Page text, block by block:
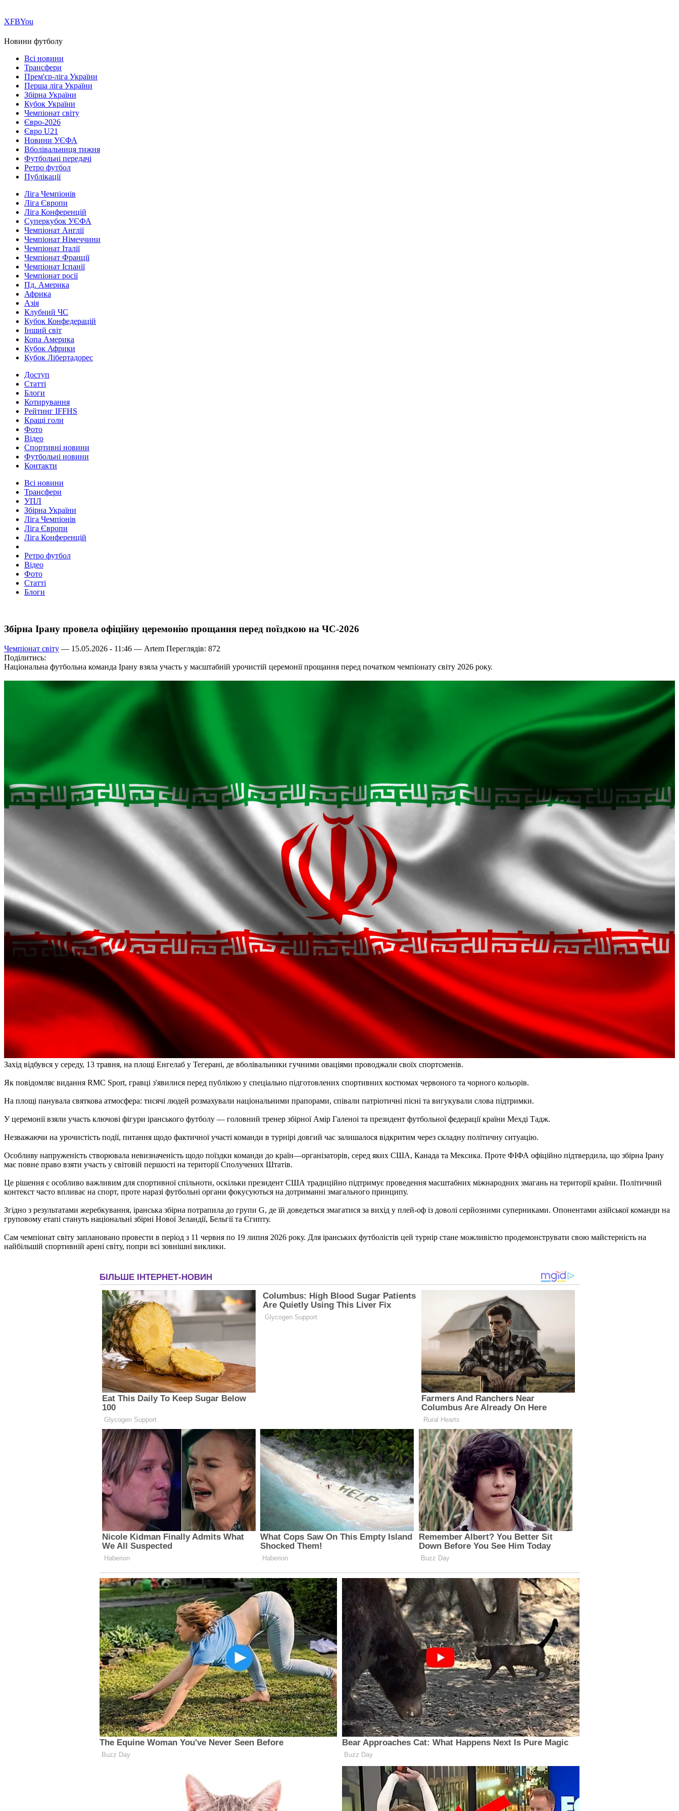
ХFBYou
Новини футболу
Всі новини
Трансфери
Прем'єр-ліга України
Перша ліга України
Збірна України
Кубок України
Чемпіонат світу
Євро-2026
Євро U21
Новини УЄФА
Вболівальниця тижня
Футбольні передачі
Ретро футбол
Публікації
Ліга Чемпіонів
Ліга Європи
Ліга Конференцій
Суперкубок УЄФА
Чемпіонат Англії
Чемпіонат Німеччини
Чемпіонат Італії
Чемпіонат Франції
Чемпіонат Іспанії
Чемпіонат росії
Пд. Америка
Африка
Азія
Клубний ЧС
Кубок Конфедерацій
Інший світ
Копа Америка
Кубок Африки
Кубок Лібертадорес
Доступ
Статті
Блоги
Котирування
Рейтинг IFFHS
Кращі голи
Фото
Відео
Спортивні новини
Футбольні новини
Контакти
Всі новини
Трансфери
УПЛ
Збірна України
Ліга Чемпіонів
Ліга Європи
Ліга Конференцій
Ретро футбол
Відео
Фото
Статті
Блоги
Збірна Ірану провела офіційну церемонію прощання перед поїздкою на ЧС-2026
Чемпіонат світу — 15.05.2026 - 11:46 — Artem Переглядів: 872
Поділитись:
Національна футбольна команда Ірану взяла участь у масштабній урочистій церемонії прощання перед початком чемпіонату світу 2026 року.
Захід відбувся у середу, 13 травня, на площі Енгелаб у Тегерані, де вболівальники гучними оваціями проводжали своїх спортсменів.
Як повідомляє видання RMC Sport, гравці з'явилися перед публікою у спеціально підготовлених спортивних костюмах червоного та чорного кольорів.
На площі панувала святкова атмосфера: тисячі людей розмахували національними прапорами, співали патріотичні пісні та вигукували слова підтримки.
У церемонії взяли участь ключові фігури іранського футболу — головний тренер збірної Амір Галеноі та президент футбольної федерації країни Мехді Тадж.
Незважаючи на урочистість події, питання щодо фактичної участі команди в турнірі довгий час залишалося відкритим через складну політичну ситуацію.
Особливу напруженість створювала невизначеність щодо поїздки команди до країн—організаторів, серед яких США, Канада та Мексика. Проте ФІФА офіційно підтвердила, що збірна Ірану
має повне право взяти участь у світовій першості на території Сполучених Штатів.
Це рішення є особливо важливим для спортивної спільноти, оскільки президент США традиційно підтримує проведення масштабних міжнародних змагань на території країни. Політичний
контекст часто впливає на спорт, проте наразі футбольні органи фокусуються на дотриманні змагального принципу.
Згідно з результатами жеребкування, іранська збірна потрапила до групи G, де їй доведеться змагатися за вихід у плей-оф із доволі серйозними суперниками. Опонентами азійської команди на
груповому етапі стануть національні збірні Нової Зеландії, Бельгії та Єгипту.
Сам чемпіонат світу заплановано провести в період з 11 червня по 19 липня 2026 року. Для іранських футболістів цей турнір стане можливістю продемонструвати свою майстерність на
найбільшій спортивній арені світу, попри всі зовнішні виклики.